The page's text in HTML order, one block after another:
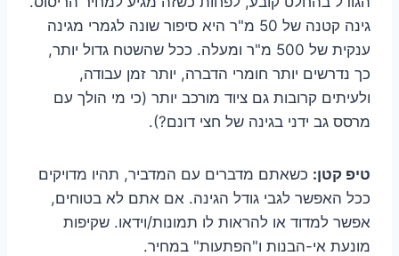
גינה קטנה של 50 מ"ר היא סיפור שונה לגמרי מגינה
ענקית של 500 מ"ר ומעלה. ככל שהשטח גדול יותר,
כך נדרשים יותר חומרי הדברה, יותר זמן עבודה,
ולעיתים קרובות גם ציוד מורכב יותר (כי מי הולך עם
מרסס גב ידני בגינה של חצי דונם?).
טיפ קטן: כשאתם מדברים עם המדביר, תהיו מדויקים
ככל האפשר לגבי גודל הגינה. אם אתם לא בטוחים,
אפשר למדוד או להראות לו תמונות/וידאו. שקיפות
מונעת אי-הבנות ו"הפתעות" במחיר.